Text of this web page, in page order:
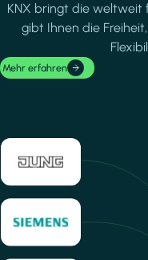
KNX bringt die weltweit
gibt Ihnen die
Mehr erfahren